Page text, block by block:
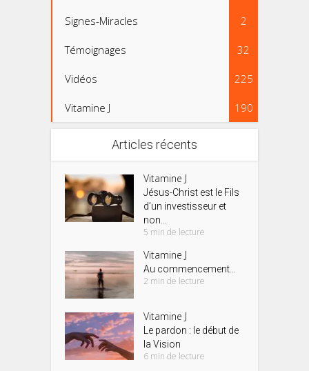
Signes-Miracles 2
Témoignages 32
Vidéos 225
Vitamine J 190
Articles récents
Vitamine J
Jésus-Christ est le Fils
d’un investisseur et
non...
5 min de lecture
Vitamine J
Au commencement…
2 min de lecture
Vitamine J
Le pardon : le début de
la Vision
6 min de lecture